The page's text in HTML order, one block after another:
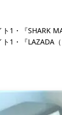
1・『SHARK
1・『LAZADA（